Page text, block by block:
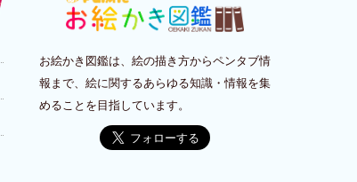
お絵かき図鑑は、絵の描き方からペンタブ情
報まで、絵に関するあらゆる知識・情報を集
めることを目指しています。